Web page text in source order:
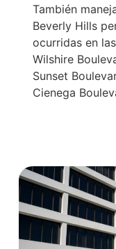
También
Beverly Hills
ocurridas en
Wilshire
Sunset
Cienega